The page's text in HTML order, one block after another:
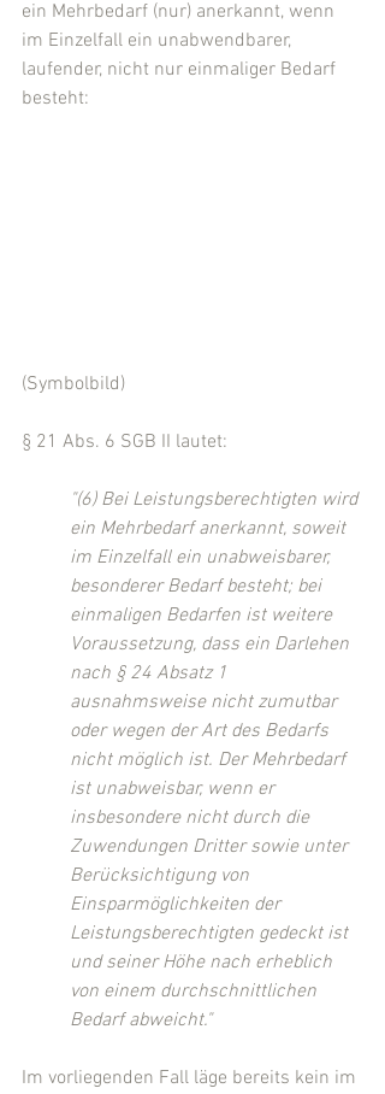
ein Mehrbedarf (nur) anerkannt, wenn
im Einzelfall ein unabwendbarer,
laufender, nicht nur einmaliger Bedarf
besteht:
(Symbolbild)
§ 21 Abs. 6 SGB II lautet:
"(6) Bei Leistungsberechtigten wird
ein Mehrbedarf anerkannt, soweit
im Einzelfall ein unabweisbarer,
besonderer Bedarf besteht; bei
einmaligen Bedarfen ist weitere
Voraussetzung, dass ein Darlehen
nach § 24 Absatz 1
ausnahmsweise nicht zumutbar
oder wegen der Art des Bedarfs
nicht möglich ist. Der Mehrbedarf
ist unabweisbar, wenn er
insbesondere nicht durch die
Zuwendungen Dritter sowie unter
Berücksichtigung von
Einsparmöglichkeiten der
Leistungsberechtigten gedeckt ist
und seiner Höhe nach erheblich
von einem durchschnittlichen
Bedarf abweicht."
Im vorliegenden Fall läge bereits kein im